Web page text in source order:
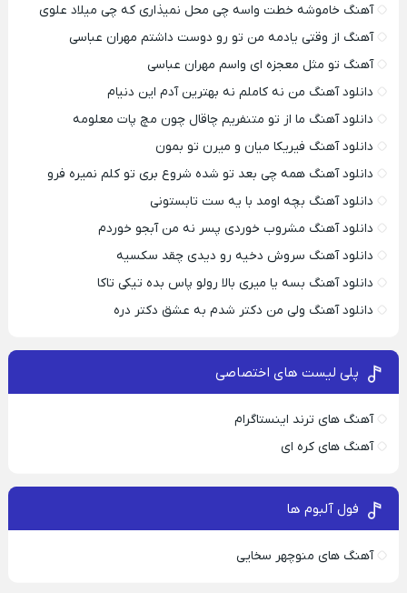
آهنگ خاموشه خطت واسه چی محل نمیذاری که چی میلاد علوی
آهنگ از وقتی یادمه من تو رو دوست داشتم مهران عباسی
آهنگ تو مثل معجزه ای واسم مهران عباسی
دانلود آهنگ من نه کاملم نه بهترین آدم این دنیام
دانلود آهنگ ما از تو متنفریم چاقال چون مچ پات معلومه
دانلود آهنگ فیریکا میان و میرن تو بمون
دانلود آهنگ همه چی بعد تو شده شروع بری تو کلم نمیره فرو
دانلود آهنگ بچه اومد با یه ست تابستونی
دانلود آهنگ مشروب خوردی پسر نه من آبجو خوردم
دانلود آهنگ سروش دخیه رو دیدی چقد سکسیه
دانلود آهنگ بسه یا میری بالا رولو پاس بده تیکی تاکا
دانلود آهنگ ولی من دکتر شدم به عشق دکتر دره
پلی لیست های اختصاصی
آهنگ های ترند اینستاگرام
آهنگ های کره ای
فول آلبوم ها
آهنگ های منوچهر سخایی